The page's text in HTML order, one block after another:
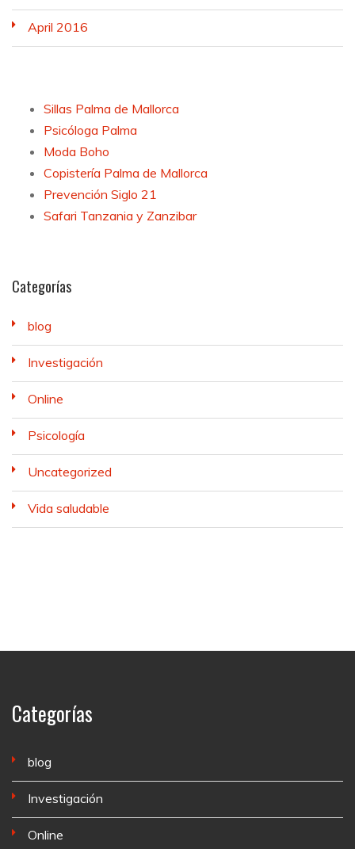
April 2016
Sillas Palma de Mallorca
Psicóloga Palma
Moda Boho
Copistería Palma de Mallorca
Prevención Siglo 21
Safari Tanzania y Zanzibar
Categorías
blog
Investigación
Online
Psicología
Uncategorized
Vida saludable
Categorías
blog
Investigación
Online